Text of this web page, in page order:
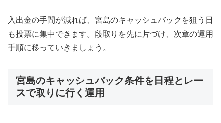
入出金の手間が減れば、宮島のキャッシュバックを狙う日
も投票に集中できます。段取りを先に片づけ、次章の運用
手順に移っていきましょう。
宮島のキャッシュバック条件を日程とレー
スで取りに行く運用